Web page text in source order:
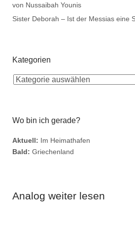
von Nussaibah Younis
Sister Deborah – Ist der Messias eine
Kategorien
Wo bin ich gerade?
Aktuell: Im Heimathafen
Bald: Griechenland
Analog weiter lesen